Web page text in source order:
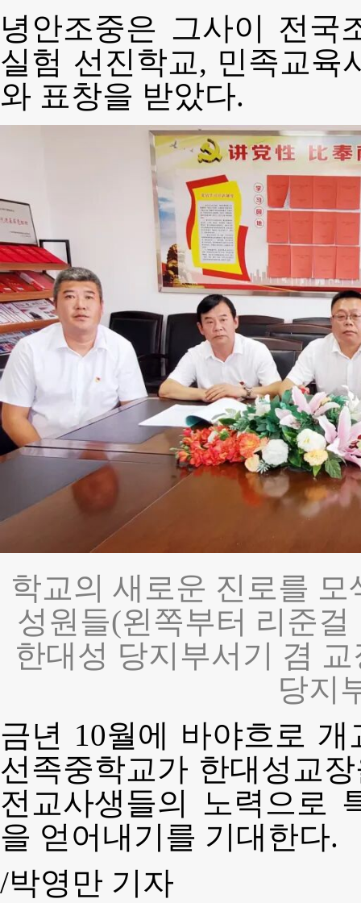
녕안조중은 그사이 전국
실험 선진학교, 민족교육
와 표창을 받았다.
학교의 새로운 진로를
성원들(왼쪽부터 리준
한대성 당지부서기 겸
당지
금년 10월에 바야흐로
선족중학교가 한대성교
전교사생들의 노력으로
을 얻어내기를 기대한다.
/박영만 기자